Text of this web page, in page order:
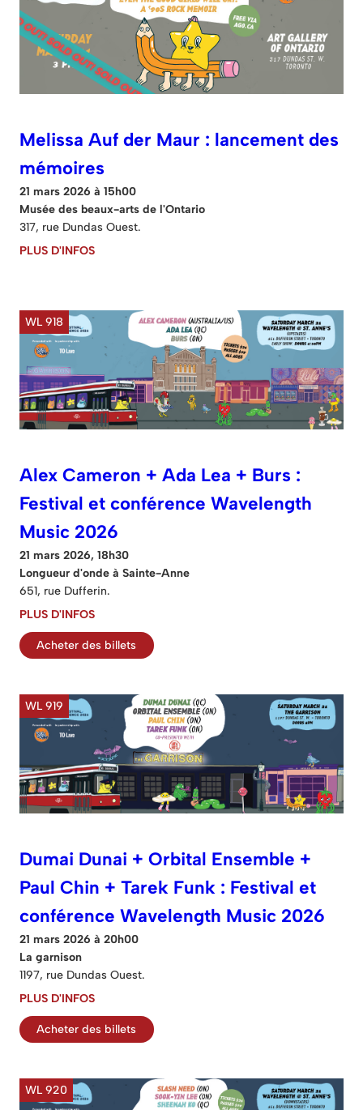
Melissa Auf der Maur : lancement des
mémoires
21 mars 2026 à 15h00
Musée des beaux-arts de l'Ontario
317, rue Dundas Ouest.
PLUS D'INFOS
WL 918
Alex Cameron + Ada Lea + Burs :
Festival et conférence Wavelength
Music 2026
21 mars 2026, 18h30
Longueur d'onde à Sainte-Anne
651, rue Dufferin.
PLUS D'INFOS
Acheter des billets
WL 919
Dumai Dunai + Orbital Ensemble +
Paul Chin + Tarek Funk : Festival et
conférence Wavelength Music 2026
21 mars 2026 à 20h00
La garnison
1197, rue Dundas Ouest.
PLUS D'INFOS
Acheter des billets
WL 920